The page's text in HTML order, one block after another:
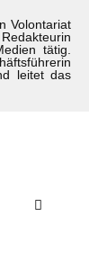
Volontariat
tätig.
leitet das